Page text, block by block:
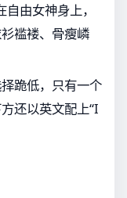
由女神身上，
褴褛、骨瘦嶙
跪低，只有一个
还以英文配上“I